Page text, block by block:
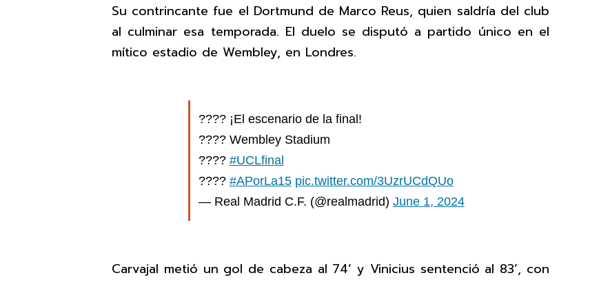
Su contrincante fue el Dortmund de Marco Reus, quien saldría del club
al culminar esa temporada. El duelo se disputó a partido único en el
mítico estadio de Wembley, en Londres.
????️ ¡El escenario de la final!
???? Wembley Stadium
???? #UCLfinal
???? #APorLa15 pic.twitter.com/3UzrUCdQUo
— Real Madrid C.F. (@realmadrid) June 1, 2024
Carvajal metió un gol de cabeza al 74’ y Vinicius sentenció al 83’, con